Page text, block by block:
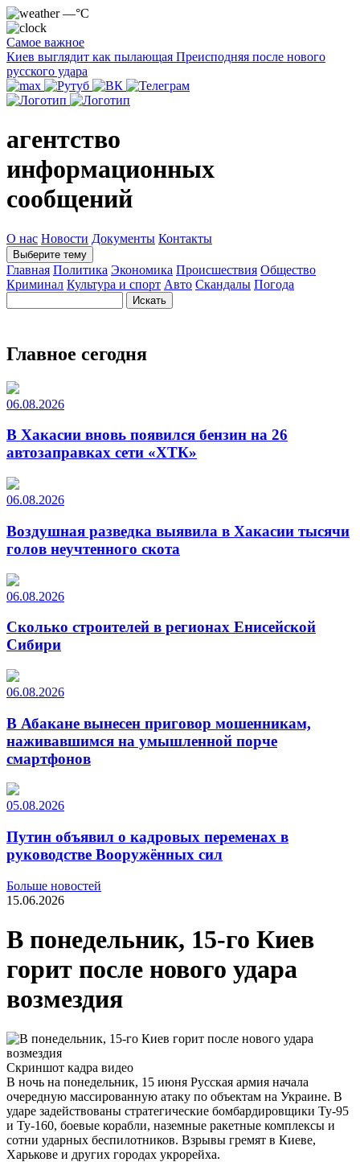
—°C
Самое важное
Киев выглядит как пылающая Преисподняя после нового
русского удара
агентство
информационных
сообщений
О нас Новости Документы Контакты
Выберите тему
Главная Политика Экономика Происшествия Общество
Криминал Культура и спорт Авто Скандалы Погода
Главное сегодня
06.08.2026
В Хакасии вновь появился бензин на 26
автозаправках сети «ХТК»
06.08.2026
Воздушная разведка выявила в Хакасии тысячи
голов неучтенного скота
06.08.2026
Сколько строителей в регионах Енисейской
Сибири
06.08.2026
В Абакане вынесен приговор мошенникам,
наживавшимся на умышленной порче
смартфонов
05.08.2026
Путин объявил о кадровых переменах в
руководстве Вооружённых сил
Больше новостей
15.06.2026
В понедельник, 15-го Киев
горит после нового удара
возмездия
Скриншот кадра видео
В ночь на понедельник, 15 июня Русская армия начала
очередную массированную атаку по объектам на Украине. В
ударе задействованы стратегические бомбардировщики Ту-95
и Ту-160, боевые корабли, наземные ракетные комплексы и
сотни ударных беспилотников. Взрывы гремят в Киеве,
Харькове и других городах укрорейха.